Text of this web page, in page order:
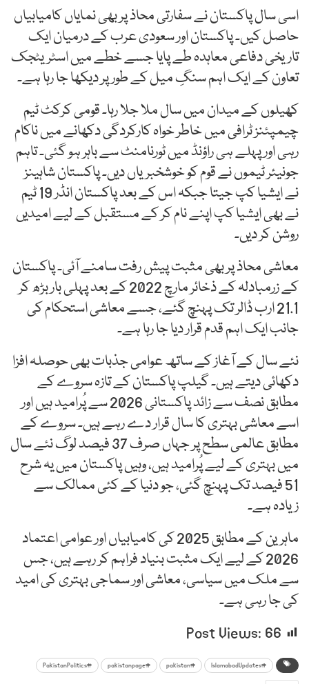
اسی سال پاکستان نے سفارتی محاذ پر بھی نمایاں کامیابیاں
حاصل کیں۔ پاکستان اور سعودی عرب کے درمیان ایک
تاریخی دفاعی معاہدہ طے پایا جسے خطے میں اسٹریٹجک
تعاون کے ایک اہم سنگِ میل کے طور پر دیکھا جا رہا ہے۔
کھیلوں کے میدان میں سال ملا جلا رہا۔ قومی کرکٹ ٹیم
چیمپئنز ٹرافی میں خاطر خواہ کارکردگی دکھانے میں ناکام
رہی اور پہلے ہی راؤنڈ میں ٹورنامنٹ سے باہر ہو گئی۔ تاہم
جونیئر ٹیموں نے قوم کو خوشخبریاں دیں۔ پاکستان شاہینز
نے ایشیا کپ جیتا جبکہ اس کے بعد پاکستان انڈر 19 ٹیم
نے بھی ایشیا کپ اپنے نام کر کے مستقبل کے لیے امیدیں
روشن کر دیں۔
معاشی محاذ پر بھی مثبت پیش رفت سامنے آئی۔ پاکستان
کے زرمبادلہ کے ذخائر مارچ 2022 کے بعد پہلی بار بڑھ کر
21.1 ارب ڈالر تک پہنچ گئے، جسے معاشی استحکام کی
جانب ایک اہم قدم قرار دیا جا رہا ہے۔
نئے سال کے آغاز کے ساتھ عوامی جذبات بھی حوصلہ افزا
دکھائی دیتے ہیں۔ گیلپ پاکستان کے تازہ سروے کے
مطابق نصف سے زائد پاکستانی 2026 سے پُرامید ہیں اور
اسے معاشی بہتری کا سال قرار دے رہے ہیں۔ سروے کے
مطابق عالمی سطح پر جہاں صرف 37 فیصد لوگ نئے سال
میں بہتری کے لیے پُرامید ہیں، وہیں پاکستان میں یہ شرح
51 فیصد تک پہنچ گئی، جو دنیا کے کئی ممالک سے
زیادہ ہے۔
ماہرین کے مطابق 2025 کی کامیابیاں اور عوامی اعتماد
2026 کے لیے ایک مثبت بنیاد فراہم کر رہے ہیں، جس
سے ملک میں سیاسی، معاشی اور سماجی بہتری کی امید
کی جا رہی ہے۔
Post Views: 66
#IslamabadUpdates
#pakistan
#pakistanpage
#PakistanPolitics